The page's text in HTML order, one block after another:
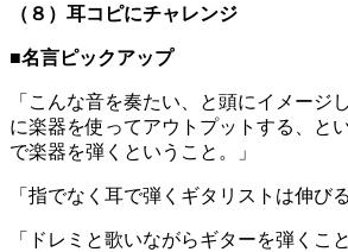
（８）耳コピにチャレンジ
■名言ピックアップ
「こんな音を奏たい、と頭にイメージ
に楽器を使ってアウトプットする、と
で楽器を弾くということ。」
「指でなく耳で弾くギタリストは伸びる
「ドレミと歌いながらギターを弾くこ